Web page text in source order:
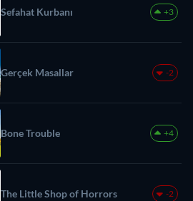
Sefahat Kurbanı +3
Gerçek Masallar -2
Bone Trouble +4
The Little Shop of Horrors -2